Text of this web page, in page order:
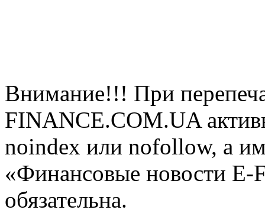
Внимание!!! При
FINANCE.COM.UA
noindex или nofollow, а
«Финансовые новости
обязательна.